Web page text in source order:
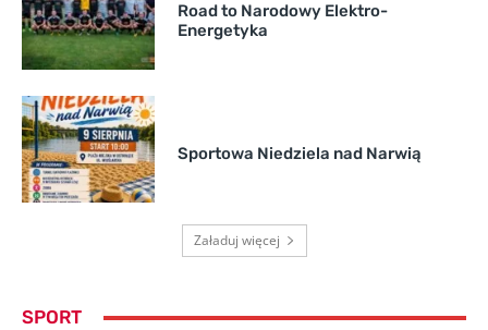
Road to Narodowy Elektro-
Energetyka
Sportowa Niedziela nad Narwią
Załaduj więcej
SPORT